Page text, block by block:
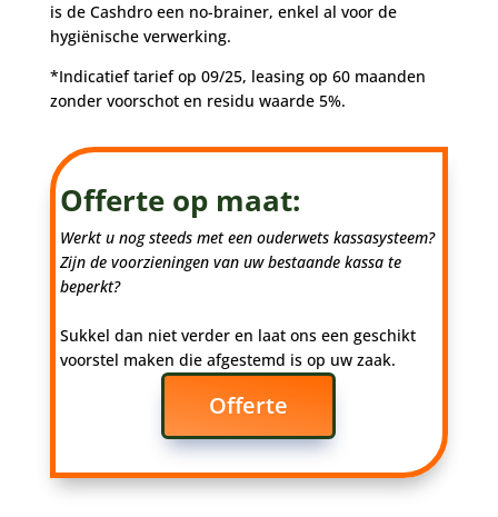
is de Cashdro een no-brainer, enkel al voor de
hygiënische verwerking.
*Indicatief tarief op 09/25, leasing op 60 maanden
zonder voorschot en residu waarde 5%.
Offerte op maat:
Werkt u nog steeds met een ouderwets kassasysteem?
Zijn de voorzieningen van uw bestaande kassa te
beperkt?
Sukkel dan niet verder en laat ons een geschikt
voorstel maken die afgestemd is op uw zaak.
Offerte